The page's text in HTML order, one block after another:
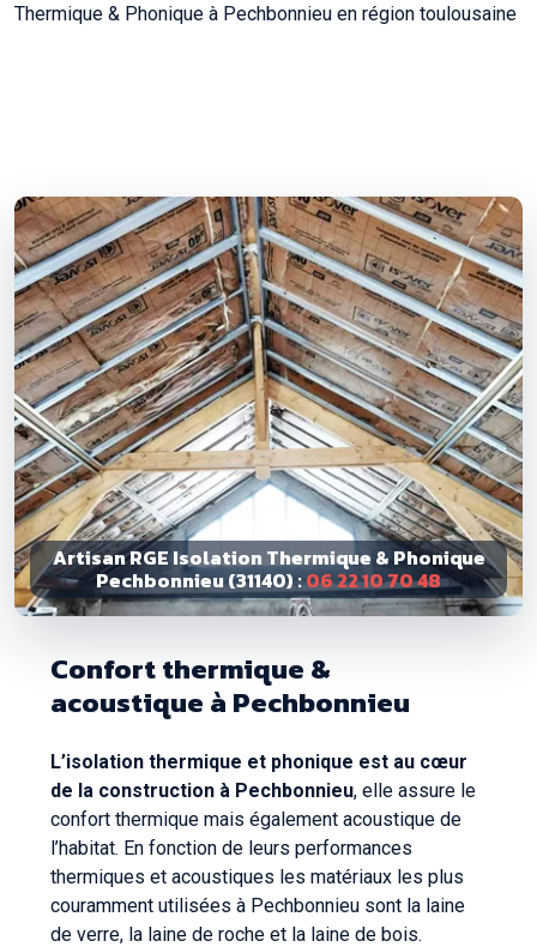
Thermique & Phonique à Pechbonnieu en région toulousaine
Artisan RGE Isolation Thermique & Phonique
Pechbonnieu (31140) :06 22 10 70 48
Confort thermique &
acoustique à Pechbonnieu
L’isolation thermique et phonique est au cœur
de la construction à Pechbonnieu, elle assure le
confort thermique mais également acoustique de
l’habitat. En fonction de leurs performances
thermiques et acoustiques les matériaux les plus
couramment utilisées à Pechbonnieu sont la laine
de verre, la laine de roche et la laine de bois.